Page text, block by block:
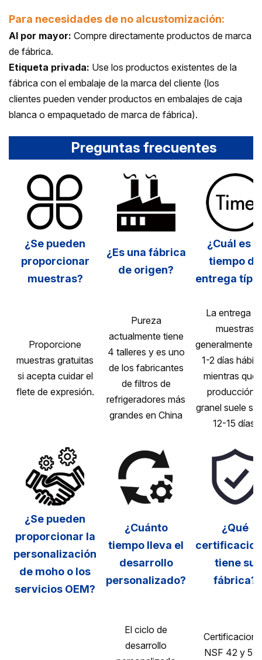
Para necesidades de no alcustomización:
Al por mayor: Compre directamente productos de marca
de fábrica.
Etiqueta privada: Use los productos existentes de la
fábrica con el embalaje de la marca del cliente (los
clientes pueden vender productos en embalajes de caja
blanca o empaquetado de marca de fábrica).
Preguntas frecuentes
¿Se pueden
proporcionar
muestras?
¿Es una fábrica
de origen?
¿Cuál es el
tiempo de
entrega
Proporcione
muestras gratuitas
si acepta cuidar el
flete de expresión.
Pureza
actualmente tiene
4 talleres y es uno
de los fabricantes
de filtros de
refrigeradores más
grandes en China
La entrega
muestras
generalmente
1-2 días
mientras que
producción a
granel suele
12-15 días.
¿Se pueden
proporcionar la
personalización
de moho o los
servicios OEM?
¿Cuánto
tiempo lleva el
desarrollo
personalizado?
¿Qué
tiene su
fábrica?
El ciclo de
desarrollo
NSF 42 y 53